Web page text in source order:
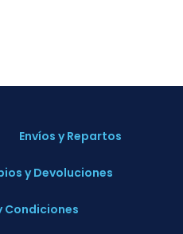
Envíos y Repartos
y Devoluciones
Condiciones